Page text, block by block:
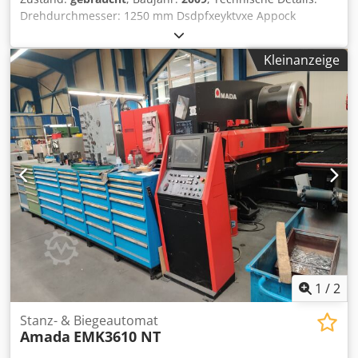
Mitarbeiter
Drehdurchmesser: 1250 mm Dsdpfxeyktvxe Appock
Drehlänge: 6000 mm Spindelbohrung: 130 mm
Drehzahlbereich: 5 - 710 U/min. Drehdurchmesser über
Bettschlitten: 850 Gesamtleistungsbedarf: 37/52 kW
Maschinengewicht ca.: 16 t Raumbedarf ca.: 12 x 4 x 2 m
Zyklensteuerung HEIDENHAIN 1 feststehende Lynette *
Kleinanzeige
1 /2
Stanz- & Biegeautomat
Amada EMK3610 NT